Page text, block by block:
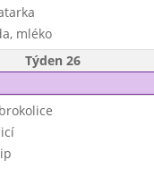
mléko
Týden 26